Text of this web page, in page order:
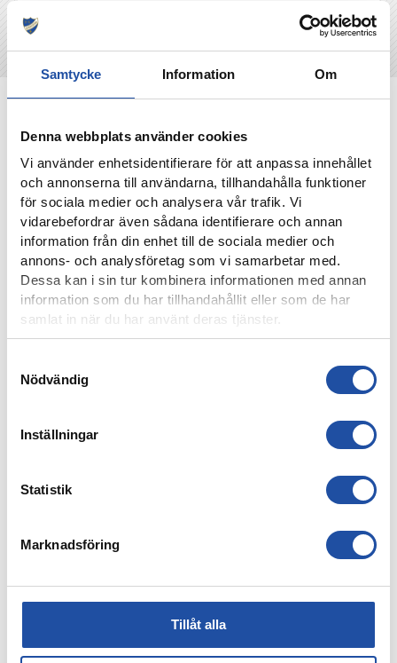
Samtycke Information Om
Denna webbplats använder cookies
Vi använder enhetsidentifierare för att anpassa innehållet
och annonserna till användarna, tillhandahålla funktioner
för sociala medier och analysera vår trafik. Vi
vidarebefordrar även sådana identifierare och annan
information från din enhet till de sociala medier och
annons- och analysföretag som vi samarbetar med.
Dessa kan i sin tur kombinera informationen med annan
information som du har tillhandahållit eller som de har
samlat in när du har använt deras tjänster.
Nödvändig
Inställningar
Statistik
Marknadsföring
Tillåt alla
ELIAS JEMALS BÄSTA TID PÅ KANTEN – “BARNDOMSDRÖM
ATT FÅ SPELA SÅ HÄR”
7 AUGUSTI, 2026